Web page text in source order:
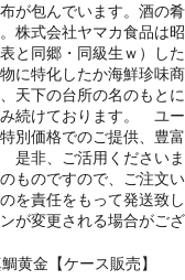
が包んでいます。酒の
株式会社ヤマカ食品は
と同郷・同級生ｗ）し
に特化したか海鮮珍味
天下の台所の名のもと
続けております。 ユ
別価格でのご提供、豊
是非、ご活用ください
ものですので、ご注文
を責任をもって発送
が変更される場合がござ
黄金【ケース販売】